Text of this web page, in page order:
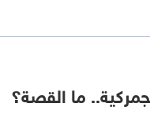
ما القصة؟